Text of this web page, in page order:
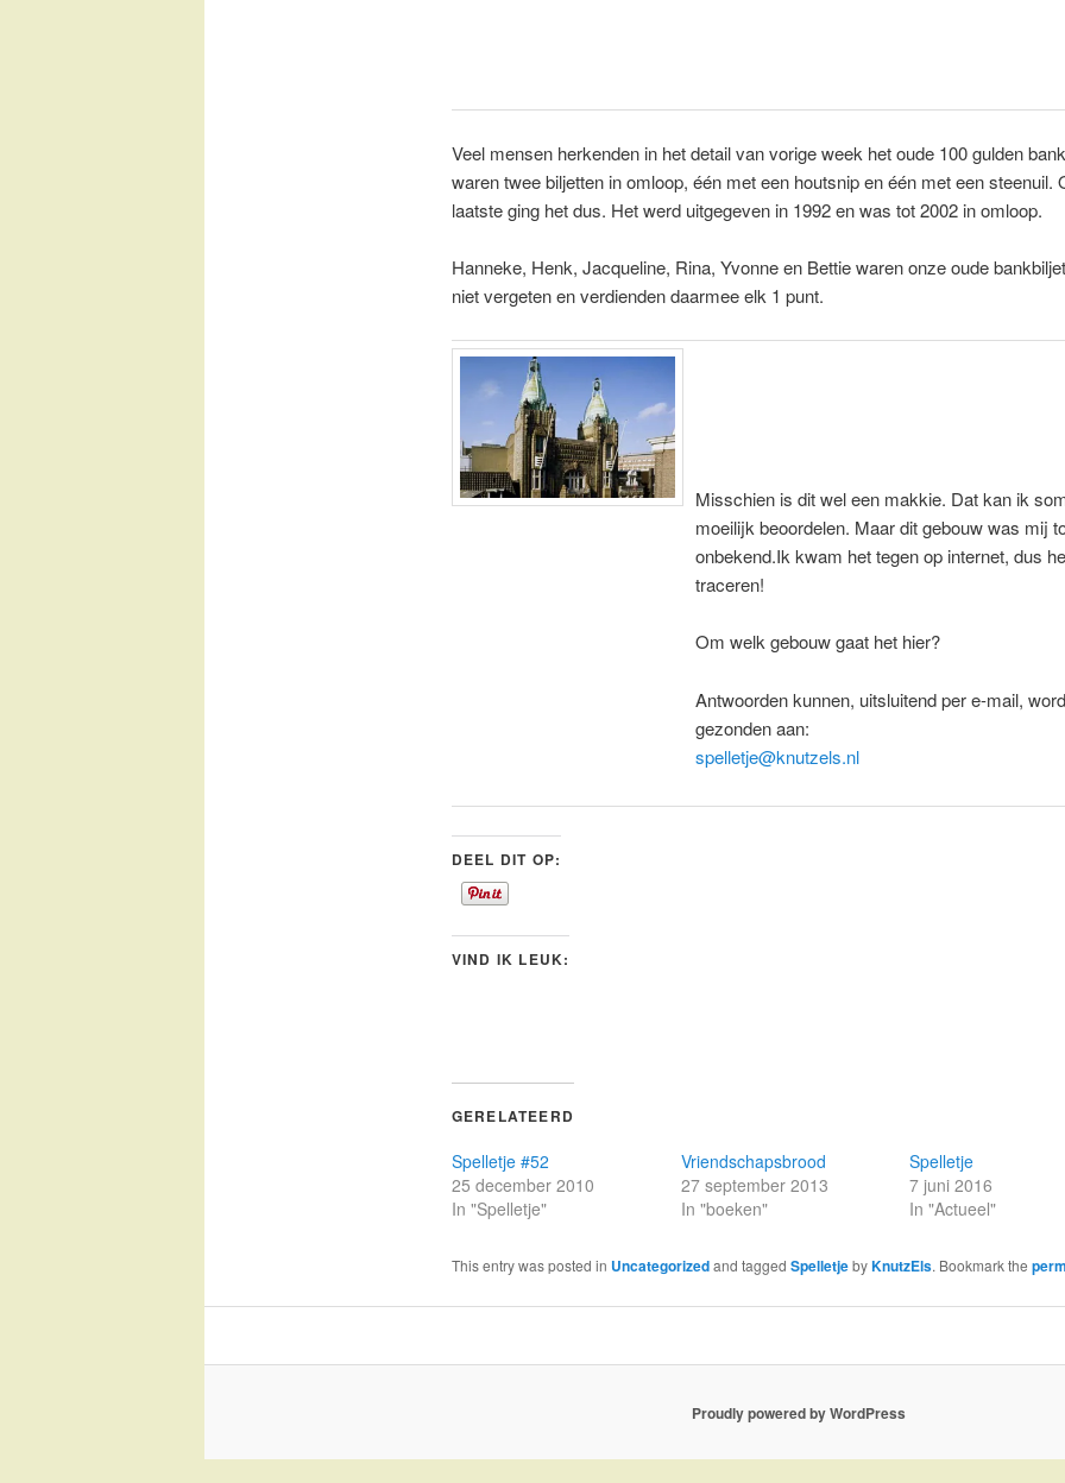
Veel mensen herkenden in het detail van vorige week het oude 100 gulden
waren twee biljetten in omloop, één met een houtsnip en één met een steenuil.
laatste ging het dus. Het werd uitgegeven in 1992 en was tot 2002 in omloop.
Hanneke, Henk, Jacqueline, Rina, Yvonne en Bettie waren onze oude
niet vergeten en verdienden daarmee elk 1 punt.
Misschien is dit wel een makkie. Dat kan ik
moeilijk beoordelen. Maar dit gebouw was mij
onbekend.Ik kwam het tegen op internet, dus
traceren!
Om welk gebouw gaat het hier?
Antwoorden kunnen, uitsluitend per e-mail,
gezonden aan:
spelletje@knutzels.nl
DEEL DIT OP:
VIND IK LEUK:
GERELATEERD
Spelletje #52
25 december 2010
In "Spelletje"
Vriendschapsbrood
27 september 2013
In "boeken"
Spelletje
7 juni 2016
In "Actueel"
This entry was posted in Uncategorizedand tagged SpelletjebyKnutzEls. Bookmark the
Proudly powered by WordPress